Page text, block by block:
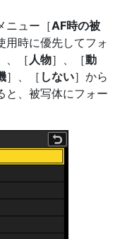
ニュー［AF時の被
用時に優先してフォ
、［人物］、［動
］、［ しない］から
と、被写体にフォー